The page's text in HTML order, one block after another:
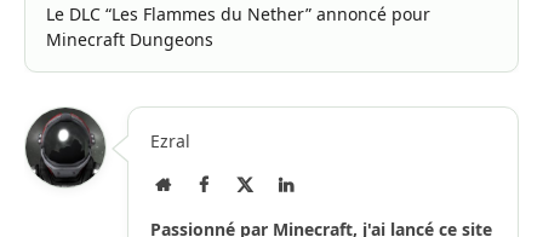
Le DLC “Les Flammes du Nether” annoncé pour
Minecraft Dungeons
Ezral
Site
Facebook
X
LinkedIn
Passionné par Minecraft, j'ai lancé ce site